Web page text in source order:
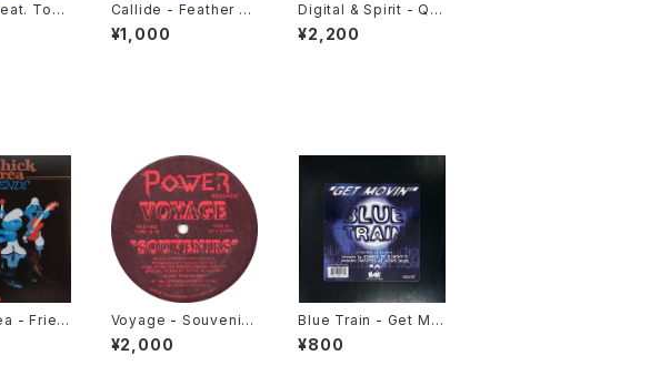
Top
-
VIP / B
Callide - Feather D
uster / Mooshoo [D
eadly Records / 20
¥1,000
Digital & Spirit - Qui
ckdraw / Three In O
ne [Phantom Audio
¥2,200
- Frien
/ 1978]
Voyage - Souvenirs
(Hot Tracks Remix)
[Power / ???? Reiss
¥2,000
Blue Train - Get Mo
vin' [MAW / 1997]
¥800